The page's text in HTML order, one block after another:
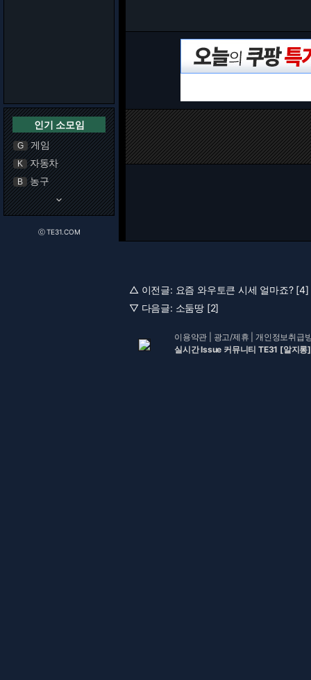
인기 소모임
G 게임
K 자동차
B 농구
keyboard_arrow_down
ⓒ TE31.COM
△ 이전글: 요즘 와우토큰 시세 얼마죠? [4]
▽ 다음글: 소둠땅 [2]
이용약관 광고/제휴 |개인정보취급
실시간 Issue 커뮤니티 TE31 [알지